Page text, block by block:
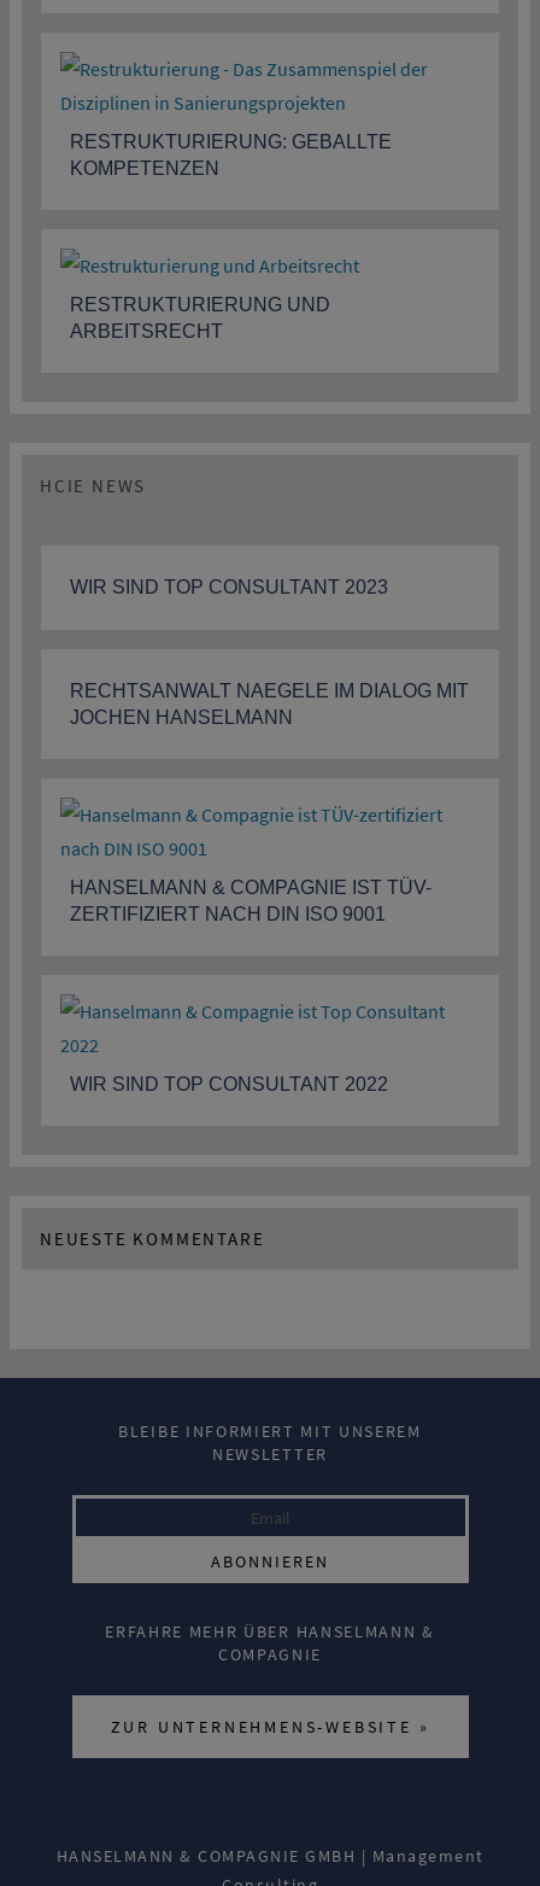
RESTRUKTURIERUNG: GEBALLTE
KOMPETENZEN
RESTRUKTURIERUNG UND
ARBEITSRECHT
HCIE NEWS
WIR SIND TOP CONSULTANT 2023
RECHTSANWALT NAEGELE IM DIALOG MIT
JOCHEN HANSELMANN
HANSELMANN & COMPAGNIE IST TÜV-
ZERTIFIZIERT NACH DIN ISO 9001
WIR SIND TOP CONSULTANT 2022
NEUESTE KOMMENTARE
BLEIBE INFORMIERT MIT UNSEREM
NEWSLETTER
ERFAHRE MEHR ÜBER HANSELMANN &
COMPAGNIE
ZUR UNTERNEHMENS-WEBSITE »
HANSELMANN & COMPAGNIE GMBH | Management